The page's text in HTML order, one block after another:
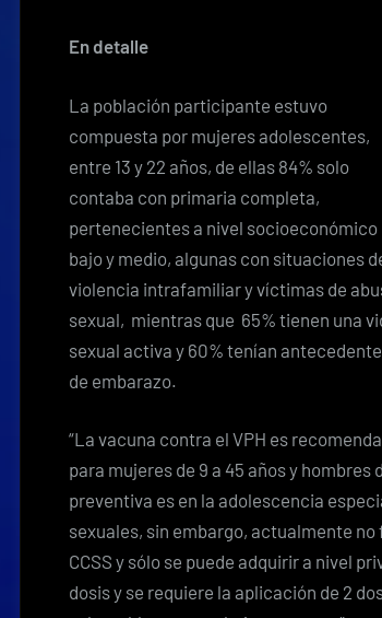
En detalle
La población participante estuvo
compuesta por mujeres adolescentes,
entre 13 y 22 años, de ellas 84% solo
contaba con primaria completa,
pertenecientes a nivel socioeconómico
bajo y medio, algunas con situaciones
violencia intrafamiliar y víctimas de
sexual, mientras que 65% tienen una
sexual activa y 60% tenían
de embarazo.
“La vacuna contra el VPH es
para mujeres de 9 a 45 años y hombres
preventiva es en la adolescencia
sexuales, sin embargo, actualmente
CCSS y sólo se puede adquirir a nivel
dosis y se requiere la aplicación de 2